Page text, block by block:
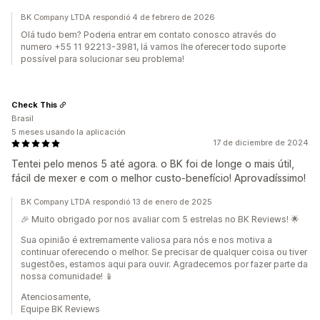
BK Company LTDA respondió 4 de febrero de 2026
Olá tudo bem? Poderia entrar em contato conosco através do
numero +55 11 92213-3981, lá vamos lhe oferecer todo suporte
possível para solucionar seu problema!
17 de diciembre de 2024
Tentei pelo menos 5 até agora. o BK foi de longe o mais útil,
fácil de mexer e com o melhor custo-benefício! Aprovadíssimo!
Check This
Brasil
5 meses usando la aplicación
BK Company LTDA respondió 13 de enero de 2025
🎉 Muito obrigado por nos avaliar com 5 estrelas no BK Reviews! 🌟
Sua opinião é extremamente valiosa para nós e nos motiva a
continuar oferecendo o melhor. Se precisar de qualquer coisa ou tiver
sugestões, estamos aqui para ouvir. Agradecemos por fazer parte da
nossa comunidade! 📱
Atenciosamente,
Equipe BK Reviews